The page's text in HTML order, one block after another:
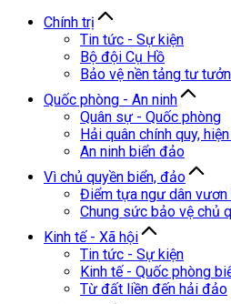
Chính trị
Tin tức - Sự kiện
Bộ đội Cụ Hồ
Bảo vệ nền tảng tư
Quốc phòng - An ninh
Quân sự - Quốc phòng
Hải quân chính quy,
An ninh biển đảo
Vì chủ quyền biển, đảo
Điểm tựa ngư dân vươn
Chung sức bảo vệ chủ
Kinh tế - Xã hội
Tin tức - Sự kiện
Kinh tế - Quốc phòng
Từ đất liền đến hải đảo